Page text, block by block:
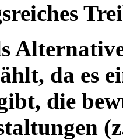
da es
die